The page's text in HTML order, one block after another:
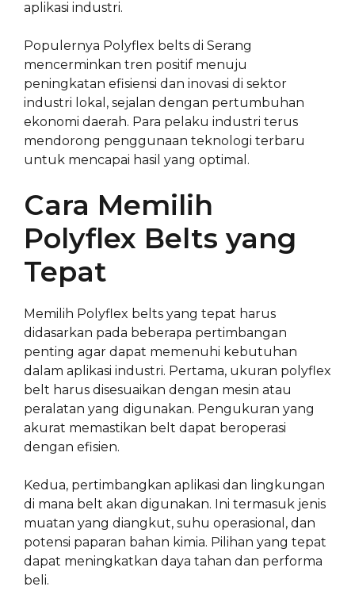
aplikasi industri.
Populernya Polyflex belts di Serang
mencerminkan tren positif menuju
peningkatan efisiensi dan inovasi di sektor
industri lokal, sejalan dengan pertumbuhan
ekonomi daerah. Para pelaku industri terus
mendorong penggunaan teknologi terbaru
untuk mencapai hasil yang optimal.
Cara Memilih
Polyflex Belts yang
Tepat
Memilih Polyflex belts yang tepat harus
didasarkan pada beberapa pertimbangan
penting agar dapat memenuhi kebutuhan
dalam aplikasi industri. Pertama, ukuran polyflex
belt harus disesuaikan dengan mesin atau
peralatan yang digunakan. Pengukuran yang
akurat memastikan belt dapat beroperasi
dengan efisien.
Kedua, pertimbangkan aplikasi dan lingkungan
di mana belt akan digunakan. Ini termasuk jenis
muatan yang diangkut, suhu operasional, dan
potensi paparan bahan kimia. Pilihan yang tepat
dapat meningkatkan daya tahan dan performa
beli.